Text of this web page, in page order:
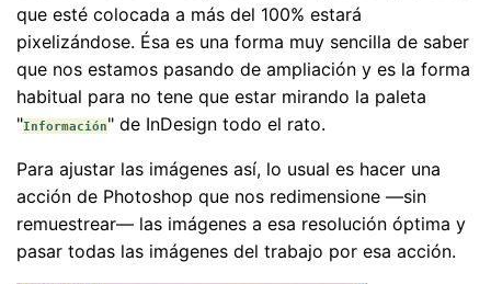
que esté colocada a más del 100% estará
pixelizándose. Ésa es una forma muy sencilla de saber
que nos estamos pasando de ampliación y es la forma
habitual para no tene que estar mirando la paleta
"Información" de InDesign todo el rato.
Para ajustar las imágenes así, lo usual es hacer una
acción de Photoshop que nos redimensione —sin
remuestrear— las imágenes a esa resolución óptima y
pasar todas las imágenes del trabajo por esa acción.